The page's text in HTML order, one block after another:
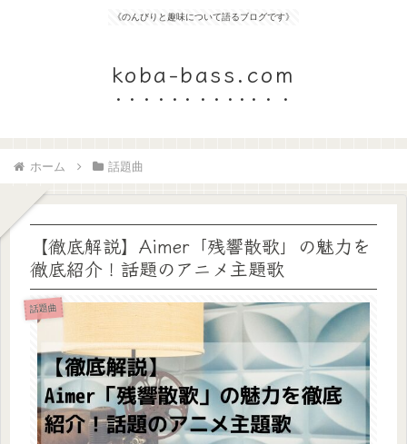
《のんびりと趣味について語るブログです》
koba-bass.com
ホーム 話題曲
【徹底解説】Aimer「残響散歌」の魅力を
徹底紹介！話題のアニメ主題歌
話題曲